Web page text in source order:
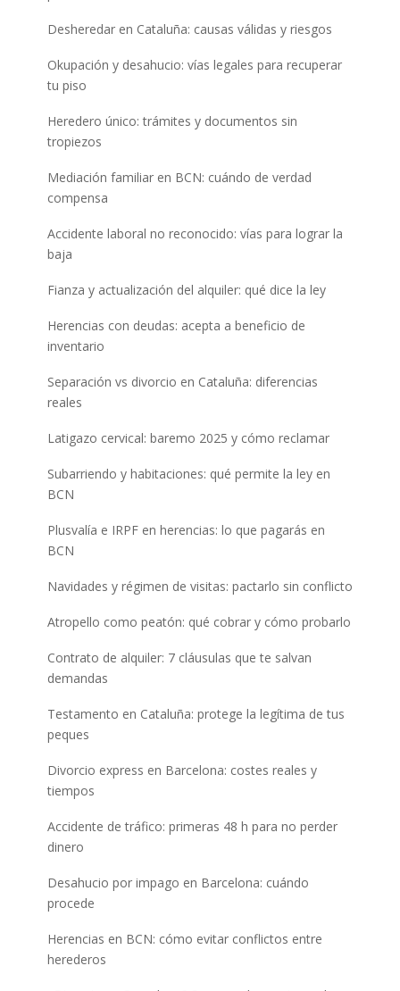
Desheredar en Cataluña: causas válidas y riesgos
Okupación y desahucio: vías legales para recuperar
tu piso
Heredero único: trámites y documentos sin
tropiezos
Mediación familiar en BCN: cuándo de verdad
compensa
Accidente laboral no reconocido: vías para lograr la
baja
Fianza y actualización del alquiler: qué dice la ley
Herencias con deudas: acepta a beneficio de
inventario
Separación vs divorcio en Cataluña: diferencias
reales
Latigazo cervical: baremo 2025 y cómo reclamar
Subarriendo y habitaciones: qué permite la ley en
BCN
Plusvalía e IRPF en herencias: lo que pagarás en
BCN
Navidades y régimen de visitas: pactarlo sin conflicto
Atropello como peatón: qué cobrar y cómo probarlo
Contrato de alquiler: 7 cláusulas que te salvan
demandas
Testamento en Cataluña: protege la legítima de tus
peques
Divorcio express en Barcelona: costes reales y
tiempos
Accidente de tráfico: primeras 48 h para no perder
dinero
Desahucio por impago en Barcelona: cuándo
procede
Herencias en BCN: cómo evitar conflictos entre
herederos